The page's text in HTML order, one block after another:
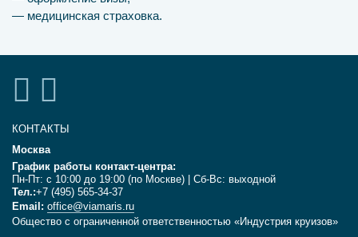
— медицинская страховка.
КОНТАКТЫ
Москва
График работы контакт-центра:
Пн-Пт: с 10:00 до 19:00 (по Москве) | Сб-Вс: выходной
Тел.:+7 (495) 565-34-37
Email: office@viamaris.ru
Общество с ограниченной ответственностью «Индустрия круизов»